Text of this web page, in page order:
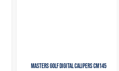
Masters Golf Digital Calipers CM145